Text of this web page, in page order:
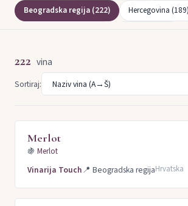
Beogradska regija (222)
Hercegovina (189)
Crnogorsko primorje (100)
Tikveš (96)
Župa (84)
Južnobanatska regija (66)
Skopski region (32)
222 vina
Sortiraj:
Merlot
🍇 Merlot
Vinarija Touch📍 Beogradska regijaHrvatska